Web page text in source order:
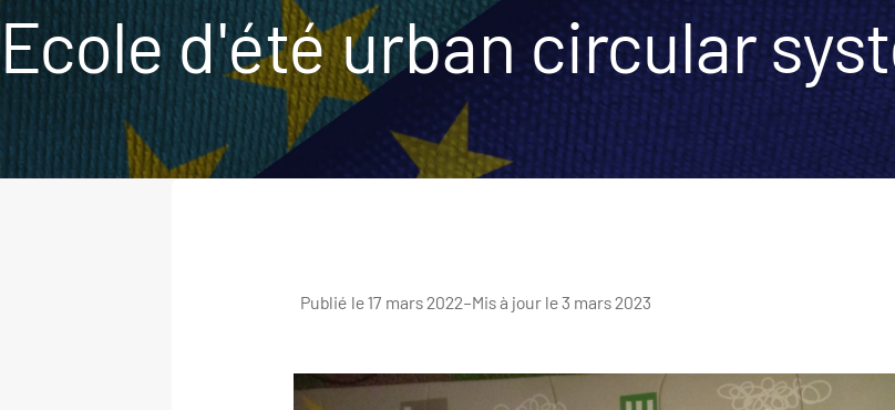
Ecole d'été urban circular
Publié le 17 mars 2022–Mis à jour le 3 mars 2023